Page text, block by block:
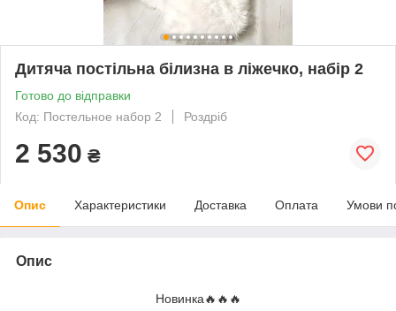
Дитяча постільна білизна в ліжечко, набір 2
Готово до відправки
Код: Постельное набор 2
Роздріб
2 530 ₴
Опис Характеристики Доставка Оплата Умови
Опис
Новинка🔥🔥🔥